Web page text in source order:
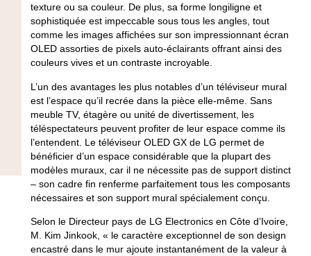
texture ou sa couleur. De plus, sa forme longiligne et
sophistiquée est impeccable sous tous les angles, tout
comme les images affichées sur son impressionnant écran
OLED assorties de pixels auto-éclairants offrant ainsi des
couleurs vives et un contraste incroyable.
L’un des avantages les plus notables d’un téléviseur mural
est l’espace qu’il recrée dans la pièce elle-même. Sans
meuble TV, étagère ou unité de divertissement, les
téléspectateurs peuvent profiter de leur espace comme ils
l’entendent. Le téléviseur OLED GX de LG permet de
bénéficier d’un espace considérable que la plupart des
modèles muraux, car il ne nécessite pas de support distinct
– son cadre fin renferme parfaitement tous les composants
nécessaires et son support mural spécialement conçu.
Selon le Directeur pays de LG Electronics en Côte d’Ivoire,
M. Kim Jinkook, « le caractère exceptionnel de son design
encastré dans le mur ajoute instantanément de la valeur à